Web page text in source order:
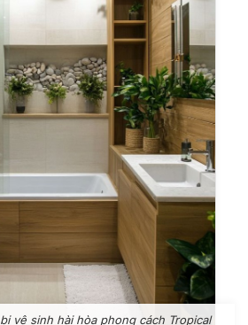
vệ sinh hài hòa phong cách Tropical